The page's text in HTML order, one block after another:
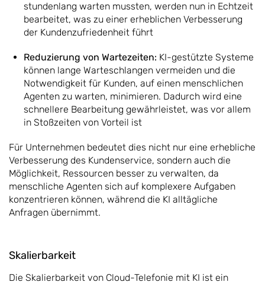
stundenlang warten mussten, werden nun in Echtzeit
bearbeitet, was zu einer erheblichen Verbesserung
der Kundenzufriedenheit führt
Reduzierung von Wartezeiten: KI-gestützte Systeme
können lange Warteschlangen vermeiden und die
Notwendigkeit für Kunden, auf einen menschlichen
Agenten zu warten, minimieren. Dadurch wird eine
schnellere Bearbeitung gewährleistet, was vor allem
in Stoßzeiten von Vorteil ist
Für Unternehmen bedeutet dies nicht nur eine erhebliche
Verbesserung des Kundenservice, sondern auch die
Möglichkeit, Ressourcen besser zu verwalten, da
menschliche Agenten sich auf komplexere Aufgaben
konzentrieren können, während die KI alltägliche
Anfragen übernimmt.
Skalierbarkeit
Die Skalierbarkeit von Cloud-Telefonie mit KI ist ein